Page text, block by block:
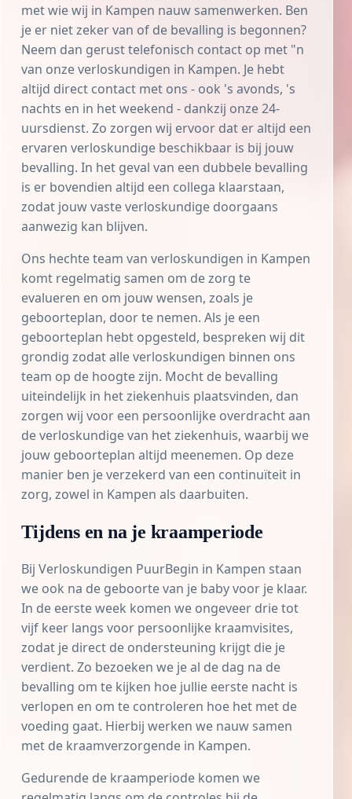
met wie wij in Kampen nauw samenwerken. Ben
je er niet zeker van of de bevalling is begonnen?
Neem dan gerust telefonisch contact op met "n
van onze verloskundigen in Kampen. Je hebt
altijd direct contact met ons - ook 's avonds, 's
nachts en in het weekend - dankzij onze 24-
uursdienst. Zo zorgen wij ervoor dat er altijd een
ervaren verloskundige beschikbaar is bij jouw
bevalling. In het geval van een dubbele bevalling
is er bovendien altijd een collega klaarstaan,
zodat jouw vaste verloskundige doorgaans
aanwezig kan blijven.
Ons hechte team van verloskundigen in Kampen
komt regelmatig samen om de zorg te
evalueren en om jouw wensen, zoals je
geboorteplan, door te nemen. Als je een
geboorteplan hebt opgesteld, bespreken wij dit
grondig zodat alle verloskundigen binnen ons
team op de hoogte zijn. Mocht de bevalling
uiteindelijk in het ziekenhuis plaatsvinden, dan
zorgen wij voor een persoonlijke overdracht aan
de verloskundige van het ziekenhuis, waarbij we
jouw geboorteplan altijd meenemen. Op deze
manier ben je verzekerd van een continuïteit in
zorg, zowel in Kampen als daarbuiten.
Tijdens en na je kraamperiode
Bij Verloskundigen PuurBegin in Kampen staan
we ook na de geboorte van je baby voor je klaar.
In de eerste week komen we ongeveer drie tot
vijf keer langs voor persoonlijke kraamvisites,
zodat je direct de ondersteuning krijgt die je
verdient. Zo bezoeken we je al de dag na de
bevalling om te kijken hoe jullie eerste nacht is
verlopen en om te controleren hoe het met de
voeding gaat. Hierbij werken we nauw samen
met de kraamverzorgende in Kampen.
Gedurende de kraamperiode komen we